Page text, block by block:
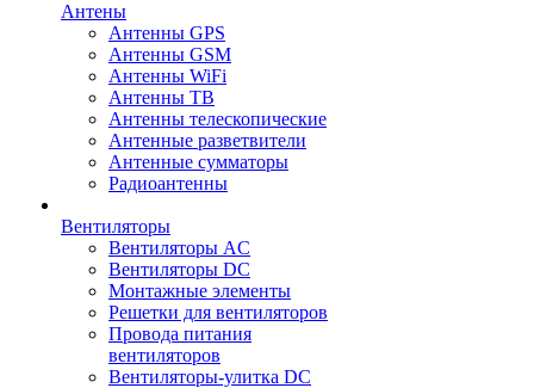
Антены
Антенны GPS
Антенны GSM
Антенны WiFi
Антенны ТВ
Антенны телескопические
Антенные разветвители
Антенные сумматоры
Радиоантенны
Вентиляторы
Вентиляторы AC
Вентиляторы DC
Монтажные элементы
Решетки для вентиляторов
Провода питания
вентиляторов
Вентиляторы-улитка DC